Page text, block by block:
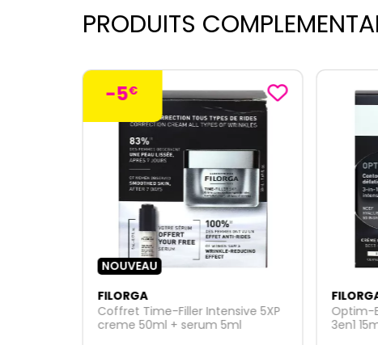
PRODUITS
-5€
NOUVEAU
FILORGA
Coffret Time-Filler Intensive 5XP
creme 50ml + serum 5ml
Optim-
3en1